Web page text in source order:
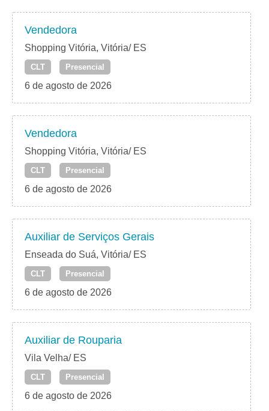
Vendedora
Shopping Vitória, Vitória/ ES
CLT Presencial
6 de agosto de 2026
Vendedora
Shopping Vitória, Vitória/ ES
CLT Presencial
6 de agosto de 2026
Auxiliar de Serviços Gerais
Enseada do Suá, Vitória/ ES
CLT Presencial
6 de agosto de 2026
Auxiliar de Rouparia
Vila Velha/ ES
CLT Presencial
6 de agosto de 2026